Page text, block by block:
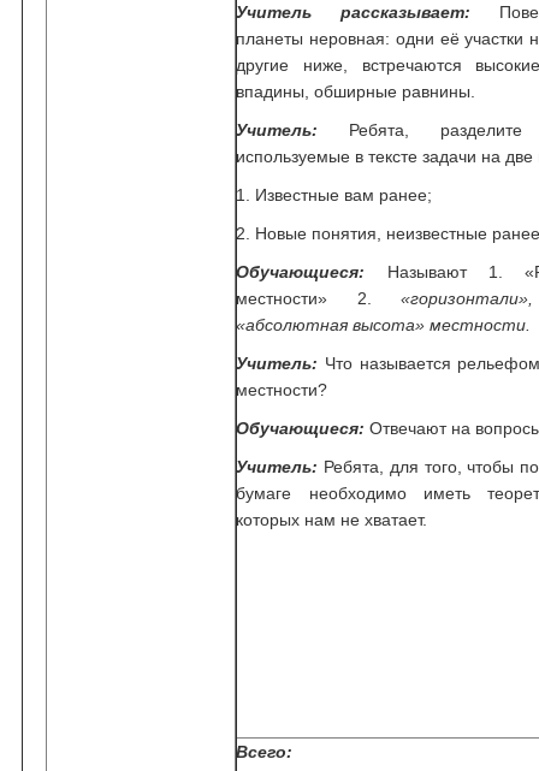
Учитель рассказывает:
планеты неровная: одни её участки
другие ниже, встречаются
впадины, обширные равнины.
Учитель: Ребята,
используемые в тексте задачи на две
1. Известные вам ранее;
2. Новые понятия, неизвестные
Обучающиеся: Называют 1.
местности» 2.
«абсолютная высота» местности.
Учитель: Что называется
местности?
Обучающиеся: Отвечают на
Учитель: Ребята, для того, чтобы
бумаге необходимо иметь
которых нам не хватает.
Всего: